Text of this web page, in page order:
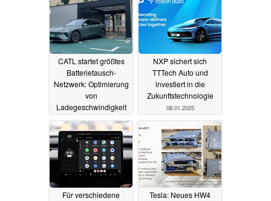
CATL startet größtes
Batterietausch-
Netzwerk: Optimierung
von
Ladegeschwindigkeit
Wiederverkaufswert
bei E-Autos18.03.2025
NXP sichert sich
TTTech Auto und
investiert in die
Zukunftstechnologie
08.01.2025
Für verschiedene
Tesla: Neues HW4